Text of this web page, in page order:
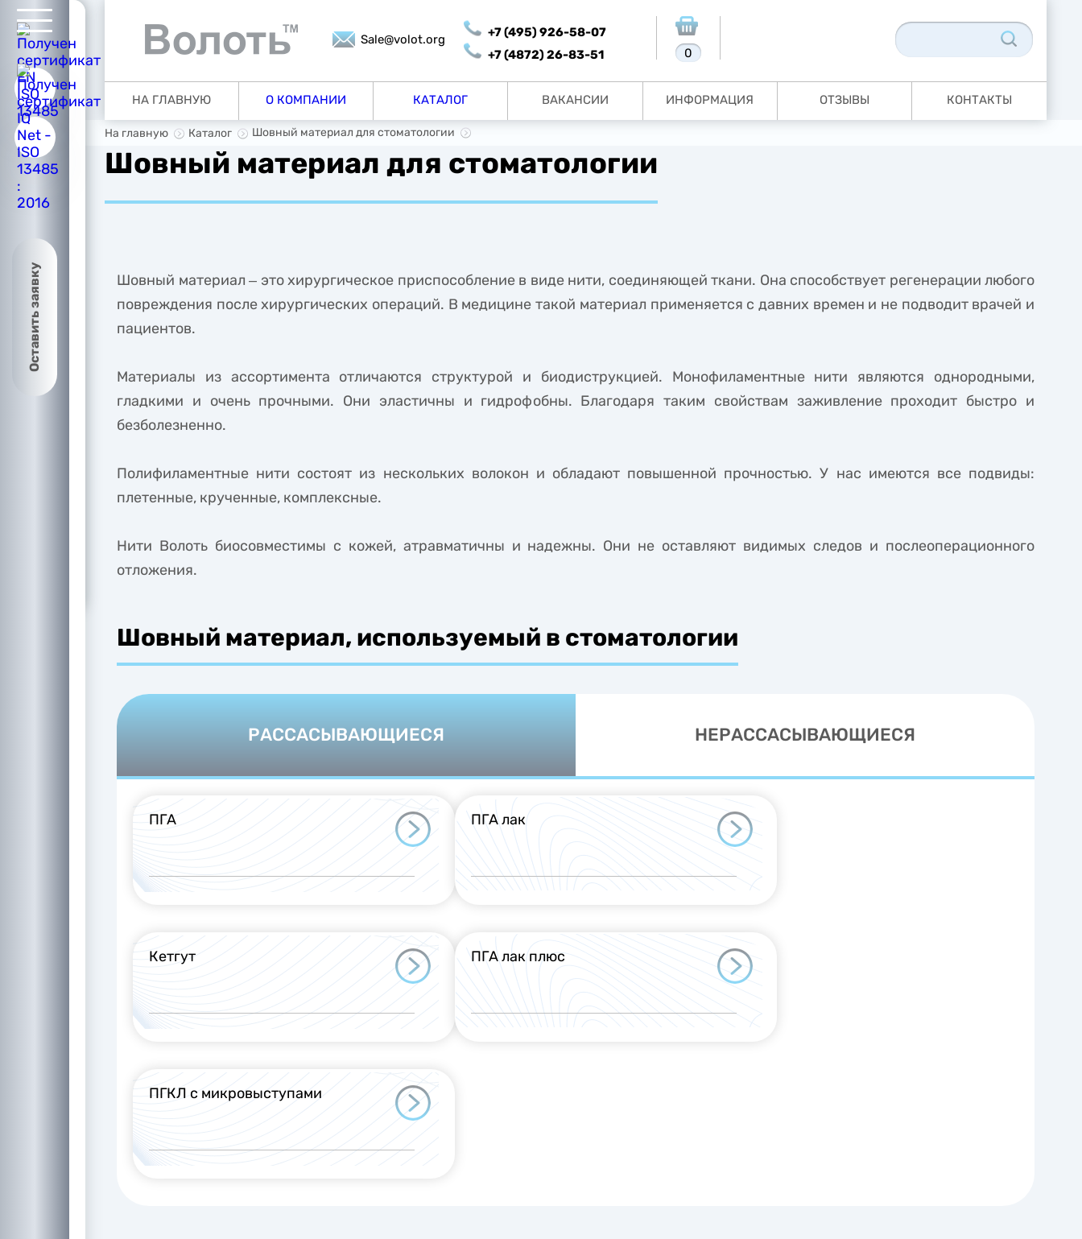
Оставить заявку
Sale@volot.org
+7 (495) 926-58-07
+7 (4872) 26-83-51
0
НА ГЛАВНУЮ О КОМПАНИИ КАТАЛОГ ВАКАНСИИ ИНФОРМАЦИЯ ОТЗЫВЫ КОНТАКТЫ
На главную Каталог Шовный материал для стоматологии
Шовный материал для стоматологии
Шовный материал ‒ это хирургическое приспособление в виде нити, соединяющей ткани. Она способствует регенерации любого
повреждения после хирургических операций. В медицине такой материал применяется с давних времен и не подводит врачей и
пациентов.
Материалы из ассортимента отличаются структурой и биодиструкцией. Монофиламентные нити являются однородными,
гладкими и очень прочными. Они эластичны и гидрофобны. Благодаря таким свойствам заживление проходит быстро и
безболезненно.
Полифиламентные нити состоят из нескольких волокон и обладают повышенной прочностью. У нас имеются все подвиды:
плетенные, крученные, комплексные.
Нити Волоть биосовместимы с кожей, атравматичны и надежны. Они не оставляют видимых следов и послеоперационного
отложения.
Шовный материал, используемый в стоматологии
РАССАСЫВАЮЩИЕСЯ НЕРАССАСЫВАЮЩИЕСЯ
ПГА ПГА лак
Кетгут ПГА лак плюс
ПГКЛ с микровыступами